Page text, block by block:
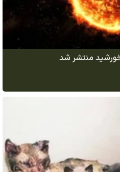
منتشر شد